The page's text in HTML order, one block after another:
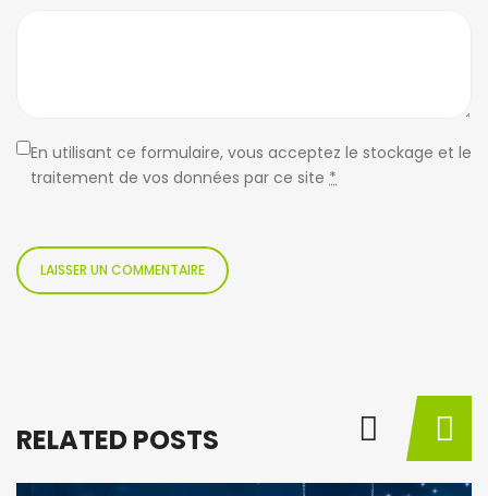
En utilisant ce formulaire, vous acceptez le stockage et le
traitement de vos données par ce site *
RELATED POSTS